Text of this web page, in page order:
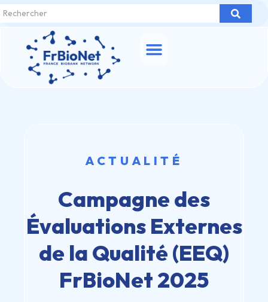
ACTUALITÉ
Campagne des
Évaluations Externes
de la Qualité (EEQ)
FrBioNet 2025